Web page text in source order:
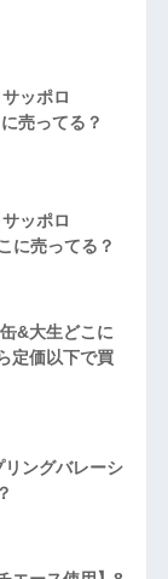
ッポロ
売ってる？
ッポロ
に売ってる？
&大生どこに
定価以下で買
リングバレーシ